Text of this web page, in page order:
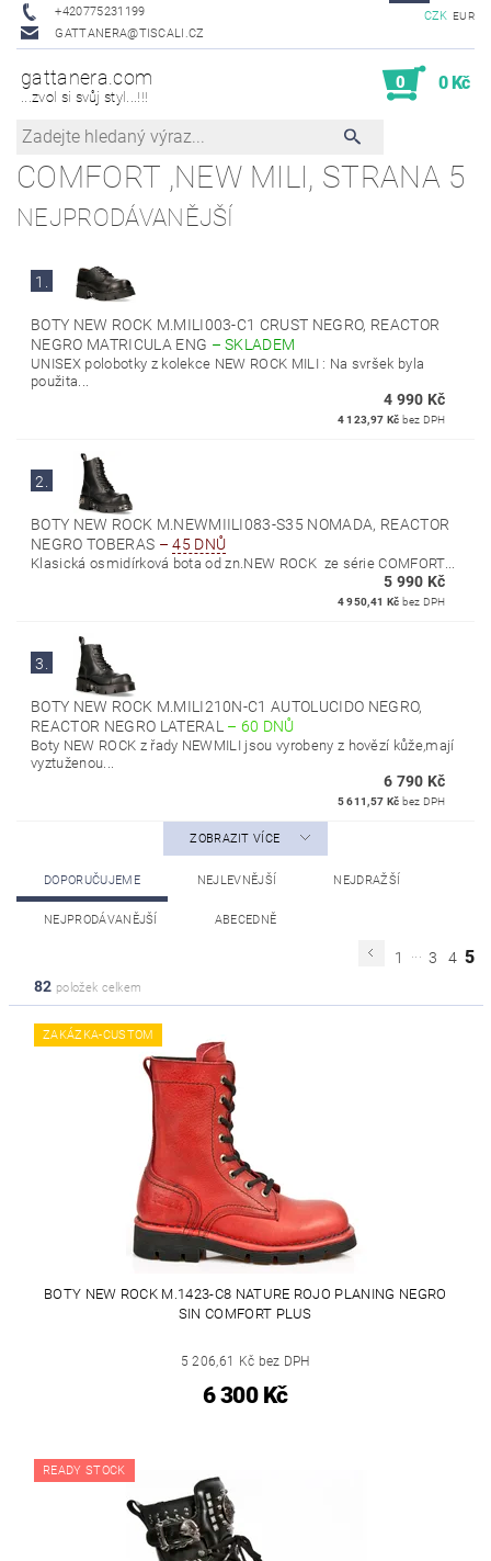
+420775231199
GATTANERA@TISCALI.CZ
CZK EUR
gattanera.com
...zvol si svůj styl...!!!
0 0 Kč
COMFORT ,NEW MILI, STRANA 5
NEJPRODÁVANĚJŠÍ
1.
BOTY NEW ROCK M.MILI003-C1 CRUST NEGRO, REACTOR
NEGRO MATRICULA ENG –SKLADEM
UNISEX polobotky z kolekce NEW ROCK MILI : Na svršek byla
použita...
4 990 Kč
4 123,97 Kč bez DPH
2.
BOTY NEW ROCK M.NEWMIILI083-S35 NOMADA, REACTOR
NEGRO TOBERAS –45 DNŮ
Klasická osmidírková bota od zn.NEW ROCK ze série COMFORT...
5 990 Kč
4 950,41 Kč bez DPH
3.
BOTY NEW ROCK M.MILI210N-C1 AUTOLUCIDO NEGRO,
REACTOR NEGRO LATERAL – 60 DNŮ
Boty NEW ROCK z řady NEWMILI jsou vyrobeny z hovězí kůže,mají
vyztuženou...
6 790 Kč
5 611,57 Kč bez DPH
ZOBRAZIT VÍCE
DOPORUČUJEME NEJLEVNĚJŠÍ NEJDRAŽŠÍ
NEJPRODÁVANĚJŠÍ ABECEDNĚ
1 3 4 5
82 položek celkem
ZAKÁZKA-CUSTOM
BOTY NEW ROCK M.1423-C8 NATURE ROJO PLANING NEGRO
SIN COMFORT PLUS
5 206,61 Kč bez DPH
6 300 Kč
READY STOCK